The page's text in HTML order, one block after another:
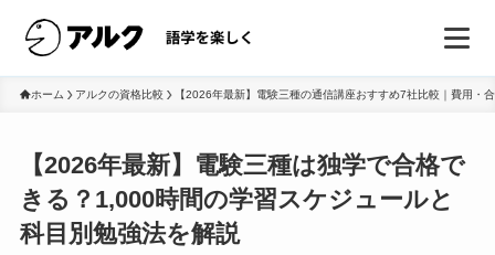
ホーム アルクの資格比較 【2026年最新】電験三種の通信講座おすすめ7社比較｜費用・
【2026年最新】電験三種は独学で合格で
きる？1,000時間の学習スケジュールと
科目別勉強法を解説